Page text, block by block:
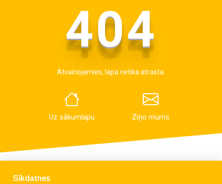
404
Atvainojamies, lapa netika atrasta.
Uz sākumlapu Ziņo mums
Sīkdatnes